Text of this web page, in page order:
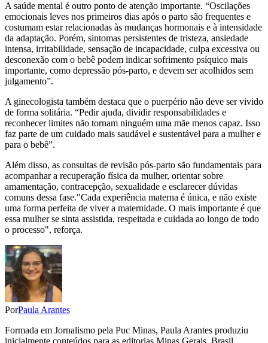
A saúde mental é outro ponto de atenção importante. “Oscilações
emocionais leves nos primeiros dias após o parto são frequentes e
costumam estar relacionadas às mudanças hormonais e à intensidade
da adaptação. Porém, sintomas persistentes de tristeza, ansiedade
intensa, irritabilidade, sensação de incapacidade, culpa excessiva ou
desconexão com o bebê podem indicar sofrimento psíquico mais
importante, como depressão pós-parto, e devem ser acolhidos sem
julgamento”.
A ginecologista também destaca que o puerpério não deve ser vivido
de forma solitária. “Pedir ajuda, dividir responsabilidades e
reconhecer limites não tornam ninguém uma mãe menos capaz. Isso
faz parte de um cuidado mais saudável e sustentável para a mulher e
para o bebê”.
Além disso, as consultas de revisão pós-parto são fundamentais para
acompanhar a recuperação física da mulher, orientar sobre
amamentação, contracepção, sexualidade e esclarecer dúvidas
comuns dessa fase."Cada experiência materna é única, e não existe
uma forma perfeita de viver a maternidade. O mais importante é que
essa mulher se sinta assistida, respeitada e cuidada ao longo de todo
o processo", reforça.
PorPaula Arantes
Formada em Jornalismo pela Puc Minas, Paula Arantes produziu